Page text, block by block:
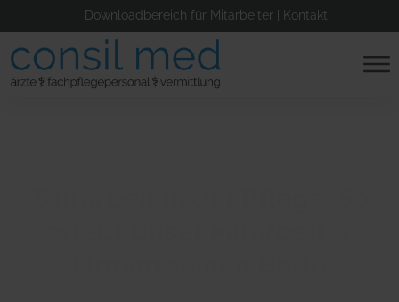
Downloadbereich für Mitarbeiter Kontakt